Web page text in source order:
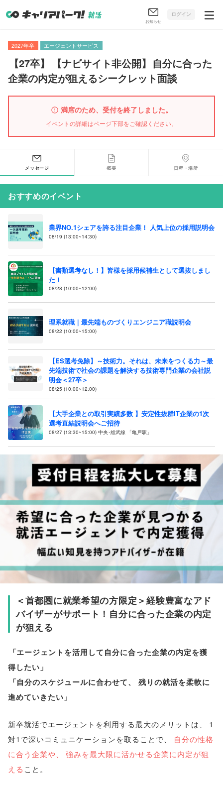
お知らせ
ログイン
2027年卒 エージェントサービス
【27卒】 【ナビサイト非公開】 自分に合った
企業の内定が狙えるシークレット面談
満席のため、受付を終了しました。
イベントの詳細はページ下部をご確認ください。
メッセージ 概要 日程・場所
おすすめのイベント
業界NO.1シェアを誇る注目企業！ 人気上位の採用説明会
08/19 (13:00~14:30)
【書類選考なし！】皆様を採用候補生として選抜しまし
た！
08/28 (10:00~12:00)
理系就職｜最先端ものづくりエンジニア職説明会
08/22 (10:00~15:00)
【ES選考免除】～技術力。それは、未来をつくる力～最
先端技術で社会の課題を解決する技術専門企業の会社説
明会＜27卒＞
08/25 (10:00~12:00)
【大手企業との取引実績多数 】安定性抜群IT企業の1次
選考直結説明会へご招待
08/27 (13:30~15:00) 中央･総武線 「亀戸駅」
＜首都圏に就業希望の方限定＞経験豊富なアド
バイザーがサポート！自分に合った企業の内定
が狙える
「エージェントを活用して自分に合った企業の内定を獲
得したい 」
「自分のスケジュールに合わせて、
残りの就活を柔軟に
進めていきたい 」
新卒就活でエージェントを利用する最大のメリットは
1
対1で深いコミュニケーションを取ることで
自分の性格
に合う企業や
強みを最大限に活かせる企業に内定が狙
える こと 。